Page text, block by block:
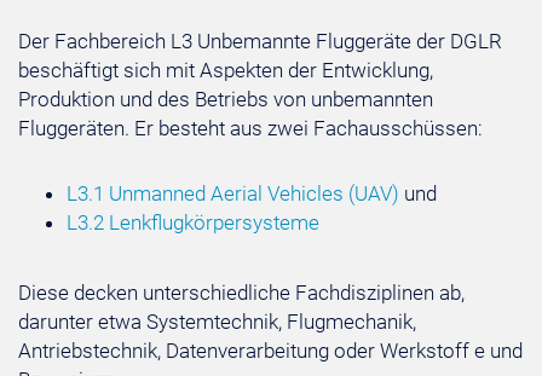
Der Fachbereich L3 Unbemannte Fluggeräte der DGLR
beschäftigt sich mit Aspekten der Entwicklung,
Produktion und des Betriebs von unbemannten
Fluggeräten. Er besteht aus zwei Fachausschüssen:
L3.1 Unmanned Aerial Vehicles (UAV) und
L3.2 Lenkflugkörpersysteme
Diese decken unterschiedliche Fachdisziplinen ab,
darunter etwa Systemtechnik, Flugmechanik,
Antriebstechnik, Datenverarbeitung oder Werkstoff e und